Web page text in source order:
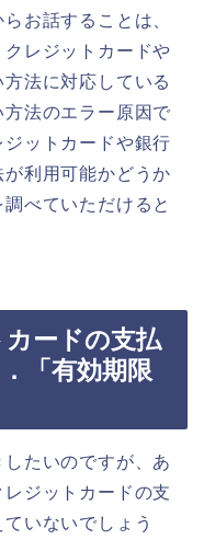
お話することは、
レジットカードや
法に対応している
法のエラー原因で
ットカードや銀行
利用可能かどうか
べていただけると
ードの支払
「有効期限
たいのですが、あ
ジットカードの支
いないでしょう